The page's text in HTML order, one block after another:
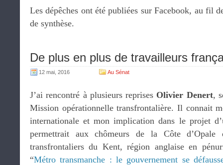
Les dépêches ont été publiées sur Facebook, au fil
de synthèse.
De plus en plus de travailleurs
12 mai, 2016 Au Sénat
J’ai rencontré à plusieurs reprises Olivier Denert,
Mission opérationnelle transfrontalière. Il connait
internationale et mon implication dans le projet
permettrait aux chômeurs de la Côte d’Opale
transfrontaliers du Kent, région anglaise en
“Métro transmanche : le gouvernement se